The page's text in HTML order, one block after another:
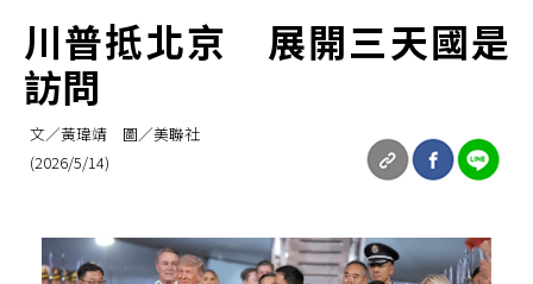
川普抵北京 展開三天國是
訪問
文／黃瑋靖 圖／美聯社
(2026/5/14)